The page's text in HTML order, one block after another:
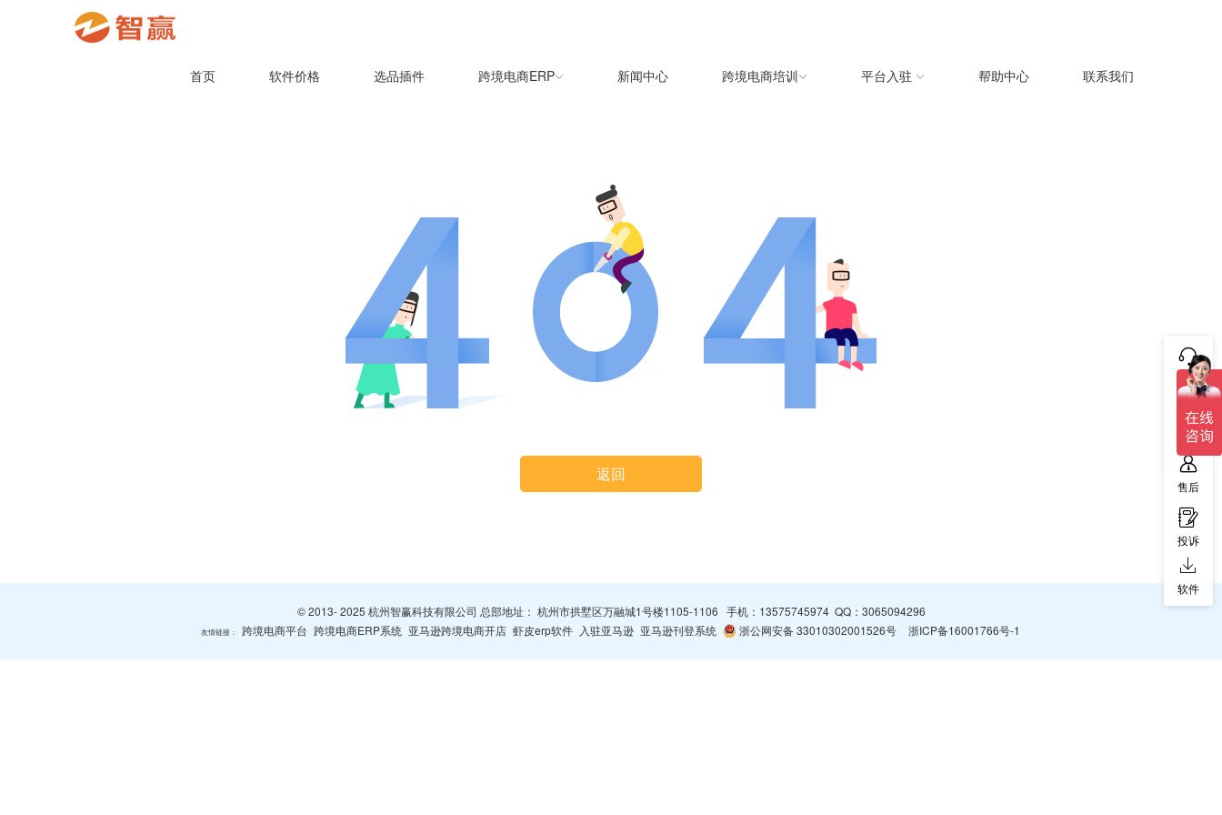
首页 软件价格 选品插件 跨境电商ERP 新闻中心 跨境电商培训 平台入驻 帮助中心 联系我们
返回
© 2013- 2025 杭州智赢科技有限公司 总部地址： 杭州市拱墅区万融城1号楼1105-1106 手机： 13575745974QQ： 3065094296
友情链接： 跨境电商平台 跨境电商ERP系统 亚马逊跨境电商开店 虾皮erp软件 入驻亚马逊 亚马逊刊登系统 浙公网安备 33010302001526号 浙ICP备16001766号-1
咨询
售前
售后
投诉
软件